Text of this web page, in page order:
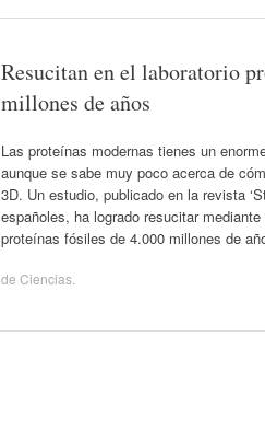
Resucitan en el laboratorio
millones de años
Las proteínas modernas tienes un
aunque se sabe muy poco acerca de
3D. Un estudio, publicado en la revista
españoles, ha logrado resucitar
proteínas fósiles de 4.000 millones de
de Ciencias